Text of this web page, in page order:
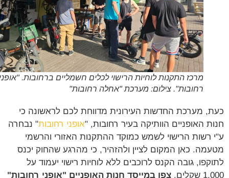
מרכז התקנות לוחיות הרישוי לכלים חשמליים ברחובות. "אופני
רחובות". צילום: מערכת "אחלה רחובות"
מערכת החדשות העירונית מדווחת לכם לראשונה כי
האופניים הוותיקה בעיר רחובות, "אופני רחובות" נבחרה
רשות הרישוי לשמש כמוקד ההתקנות האזורי והרשמי
כאן המקום לציין ולהזהיר, כי מהרגע שהחוק יכנס
גובה הקנס לרוכבים ללא לוחיות רישוי יעמוד על
צפו במייסד חנות האופניים "אופני רחובות"